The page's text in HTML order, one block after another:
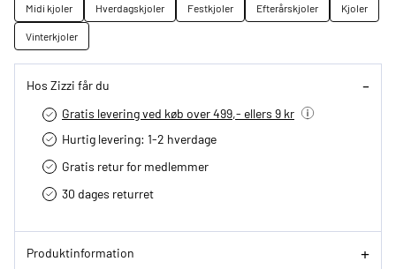
Midi kjoler Hverdagskjoler Festkjoler Efterårskjoler
Kjoler
Vinterkjoler
Hos Zizzi får du
Gratis levering ved køb over 499,- ellers 9 kr
Hurtig levering­: 1-2 hverdage
Gratis retur for medlemmer
30 dages returret
Produktinformation